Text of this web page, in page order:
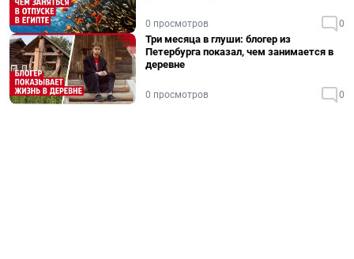
0 просмотров 0
Три месяца в глуши: блогер из
Петербурга показал, чем занимается в
деревне
0 просмотров 0